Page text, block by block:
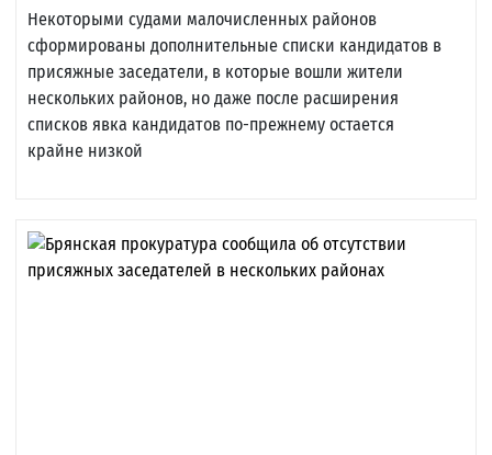
Некоторыми судами малочисленных районов
сформированы дополнительные списки кандидатов в
присяжные заседатели, в которые вошли жители
нескольких районов, но даже после расширения
списков явка кандидатов по-прежнему остается
крайне низкой